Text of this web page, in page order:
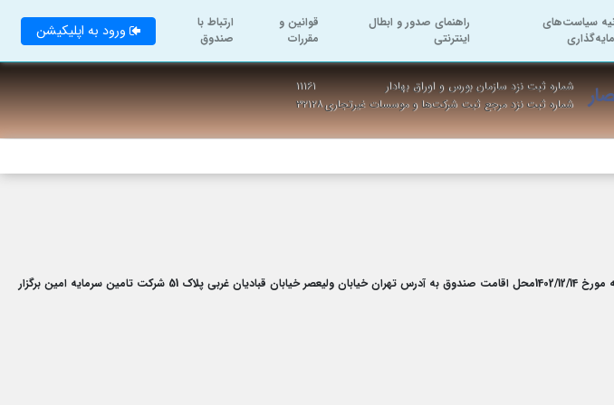
سیاست‌های
راهنمای صدور و ابطال
اینترنتی
قوانین و
مقررات
ارتباط با
صندوق
ورود به اپلیکیشن
شماره ثبت نزد سازمان بورس و اوراق بهادار
۱۱۱۶۱
شماره ثبت نزد مرجع ثبت شرکت‌ها و موسسات غیرتجاری۳۲۱۲۸
مجمع صندوق سرمایه گذاری امین انصار با حضور 100 درصد دارندگان واحدهای ممتاز در ساعت 15:30 روز دوشنبه مورخ 1402/12/14محل اقامت صندوق به آدرس تهران خیابان ولیعصر خیابان قبادیان غربی پلاک 51 شرکت تامین سرمایه امین برگزار